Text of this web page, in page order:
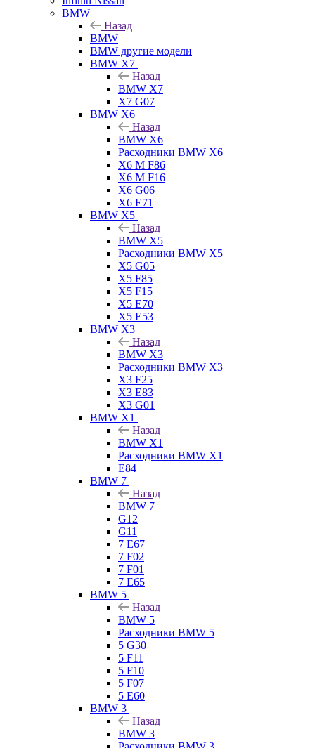
BMW
Назад
BMW
BMW другие модели
BMW X7
Назад
BMW X7
X7 G07
BMW X6
Назад
BMW X6
Расходники BMW X6
X6 M F86
X6 M F16
X6 G06
X6 E71
BMW X5
Назад
BMW X5
Расходники BMW X5
X5 G05
X5 F85
X5 F15
X5 E70
X5 E53
BMW X3
Назад
BMW X3
Расходники BMW X3
X3 F25
X3 E83
X3 G01
BMW X1
Назад
BMW X1
Расходники BMW X1
E84
BMW 7
Назад
BMW 7
G12
G11
7 Е67
7 F02
7 F01
7 E65
BMW 5
Назад
BMW 5
Расходники BMW 5
5 G30
5 F11
5 F10
5 F07
5 E60
BMW 3
Назад
BMW 3